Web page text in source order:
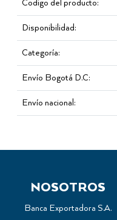
Codigo del producto:
Disponibilidad:
Categoría:
Envío Bogotá D.C:
Envío nacional:
NOSOTROS
Banca Exportadora S.A.